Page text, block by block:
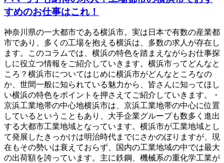
すめのお仕事はこれ！
神奈川県の一大都市である横浜市。実は日本で有数の産業都
市であり、多くの工場を抱える横浜は、多数の求人が存在し
ます。このコラムでは、横浜の特色を踏まえながらお仕事探
しに役立つ情報をご紹介していきます。横浜市ってどんなと
ころ？横浜市についてはじめに横浜市がどんなところなの
か、世間一般に知られている魅力から、皆さんに知ってほし
い横浜の特色をポイントを押さえてご紹介していきます。・
京浜工業地帯の中心地横浜市は、京浜工業地帯の中心に位置
しているということもあり、大手企業グループも数多く進出
する大都市工業地域となっています。横浜市が工業地域とし
て発展したきっかけは明治時代までにさかのぼりますが、現
在もその勢いは衰えておらず、国内の工業地域の中では最大
の出荷額を誇っています。主に鉄鋼、機械系の重化学工業が